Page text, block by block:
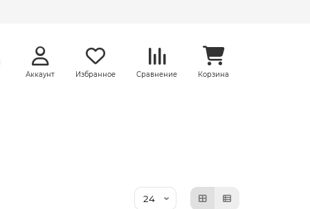
Аккаунт Избранное Сравнение Корзина